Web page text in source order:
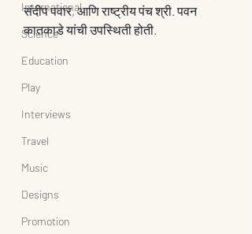
International
Science
Education
Play
Interviews
Travel
Music
Designs
Promotion
संदीप पवार, आणि राष्ट्रीय पंच श्री. पवन
कातकाडे यांची उपस्थिती होती.